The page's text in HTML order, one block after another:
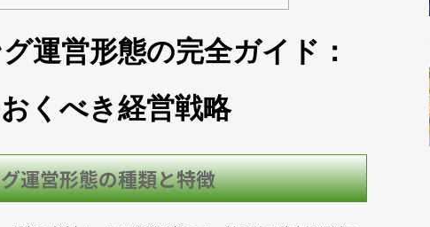
運営形態の完全ガイド：
くべき経営戦略
運営形態の種類と特徴